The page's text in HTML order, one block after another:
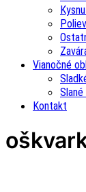
Vianočné
Kontakt